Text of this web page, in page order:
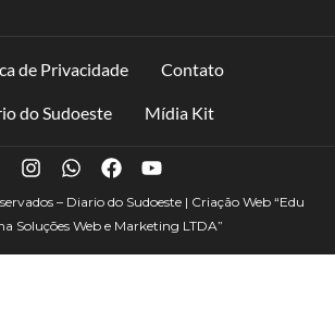
de Privacidade Contato
do Sudoeste Mídia Kit
– Diario do Sudoeste | Criação Web “Edu
Soluções Web e Marketing LTDA”